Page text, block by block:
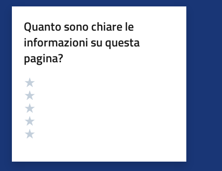
Quanto sono chiare le
informazioni su questa
pagina?
Valutazione